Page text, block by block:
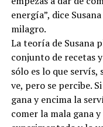
empezás a dar de
energía”, dice
milagro.
La teoría de Susana
conjunto de recetas
sólo es lo que
ve, pero se percibe.
gana y encima la
comer la mala gana